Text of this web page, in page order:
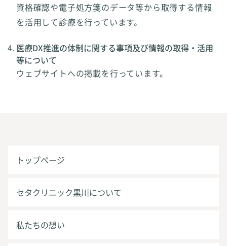
資格確認や電子処方箋のデータ等から取得する情報
を活用して診療を行っています。
医療DX推進の体制に関する事項及び情報の取得・活用
等について
ウェブサイトへの掲載を行っています。
トップページ
セタクリニック黒川について
私たちの想い